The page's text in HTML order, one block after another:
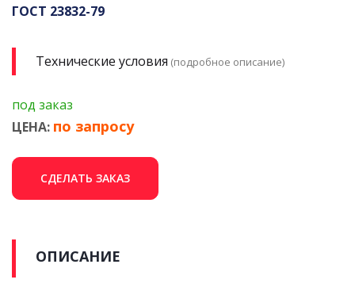
ГОСТ 23832-79
Технические условия (подробное описание)
под заказ
ЦЕНА: по запросу
СДЕЛАТЬ ЗАКАЗ
ОПИСАНИЕ